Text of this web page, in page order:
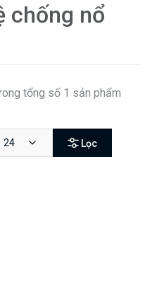
chống nổ
tổng số 1 sản phẩm
24 Lọc